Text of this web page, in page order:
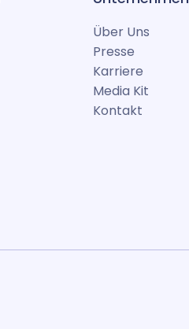
Über Uns
Presse
Karriere
Media Kit
Kontakt